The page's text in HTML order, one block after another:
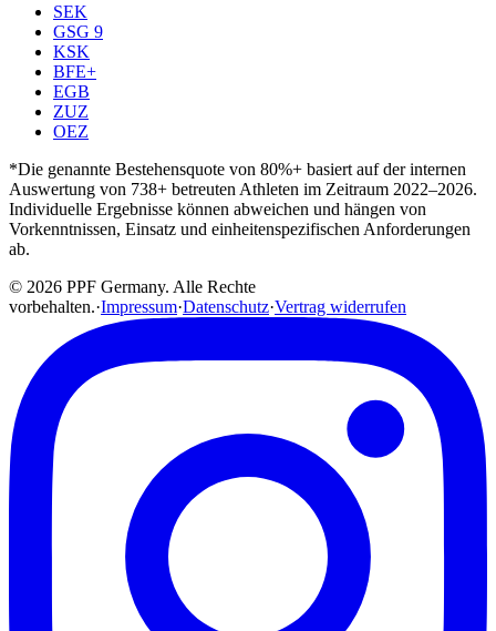
SEK
GSG 9
KSK
BFE+
EGB
ZUZ
OEZ
*Die genannte Bestehensquote von 80%+ basiert auf der internen
Auswertung von 738+ betreuten Athleten im Zeitraum 2022–2026.
Individuelle Ergebnisse können abweichen und hängen von
Vorkenntnissen, Einsatz und einheitenspezifischen Anforderungen
ab.
© 2026 PPF Germany. Alle Rechte
vorbehalten.·Impressum·Datenschutz·Vertrag widerrufen